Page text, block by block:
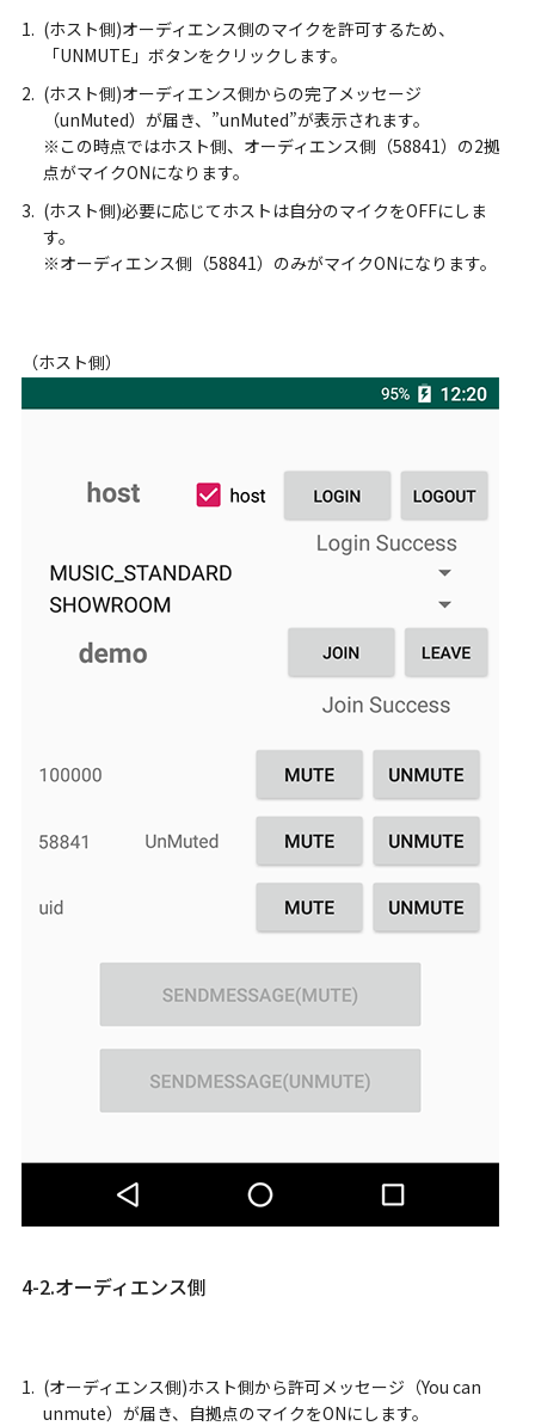
(ホスト側)オーディエンス側のマイクを許可するため、
「UNMUTE」ボタンをクリックします。
(ホスト側)オーディエンス側からの完了メッセージ
（unMuted）が届き、”unMuted”が表示されます。
※この時点ではホスト側、オーディエンス側（58841）の2拠
点がマイクONになります。
(ホスト側)必要に応じてホストは自分のマイクをOFFにしま
す。
※オーディエンス側（58841）のみがマイクONになります。
（ホスト側）
4-2.オーディエンス側
(オーディエンス側)ホスト側から許可メッセージ（You can
unmute）が届き、自拠点のマイクをONにします。